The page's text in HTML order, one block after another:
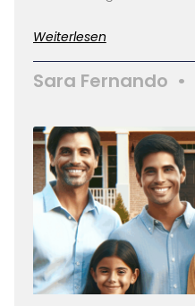
Weiterlesen
Sara Fernando